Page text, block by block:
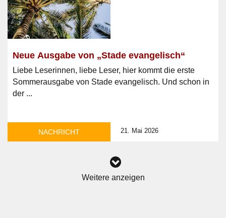
Neue Ausgabe von „Stade evangelisch“
Liebe Leserinnen, liebe Leser, hier kommt die erste
Sommerausgabe von Stade evangelisch. Und schon in
der ...
NACHRICHT 21. Mai 2026
Weitere anzeigen